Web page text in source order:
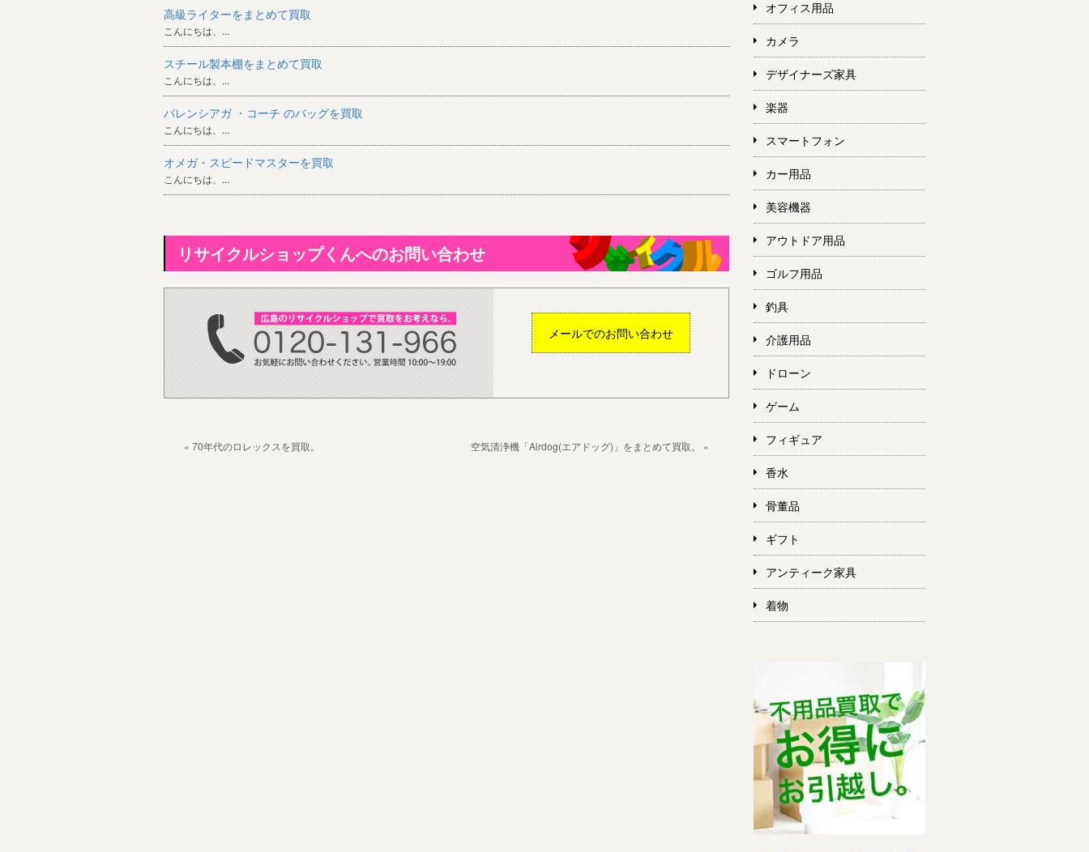
高級ライターをまとめて買取
こんにちは、...
スチール製本棚をまとめて買取
こんにちは、...
バレンシアガ ・コーチ のバッグを買取
こんにちは、...
オメガ・スピードマスターを買取
こんにちは、...
リサイクルショップくんへのお問い合わせ
メールでのお問い合わせ
« 70年代のロレックスを買取。 空気清浄機「Airdog(エアドッグ)」をまとめて買取。 »
オフィス用品
カメラ
デザイナーズ家具
楽器
スマートフォン
カー用品
美容機器
アウトドア用品
ゴルフ用品
釣具
介護用品
ドローン
ゲーム
フィギュア
香水
骨董品
ギフト
アンティーク家具
着物